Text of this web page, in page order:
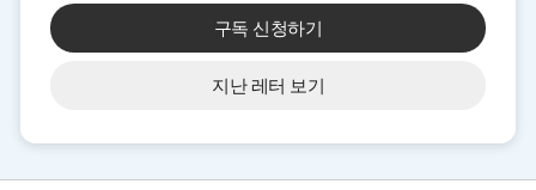
구독 신청하기
지난 레터 보기